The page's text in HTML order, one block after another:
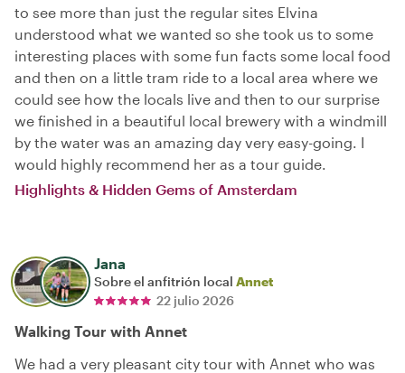
to see more than just the regular sites Elvina
understood what we wanted so she took us to some
interesting places with some fun facts some local food
and then on a little tram ride to a local area where we
could see how the locals live and then to our surprise
we finished in a beautiful local brewery with a windmill
by the water was an amazing day very easy-going. I
would highly recommend her as a tour guide.
Highlights & Hidden Gems of Amsterdam
Jana
Sobre el anfitrión local Annet
22 julio 2026
Walking Tour with Annet
We had a very pleasant city tour with Annet who was